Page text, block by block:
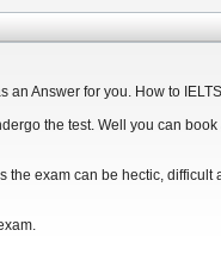
Answer for you. How to
the test. Well you can
exam can be hectic,